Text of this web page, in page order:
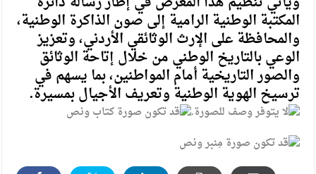
المكتبة الوطنية الرامية إلى صون الذاكرة الوطنية،
والمحافظة على الإرث الوثائقي الأردني، وتعزيز
الوعي بالتاريخ الوطني من خلال إتاحة الوثائق
والصور التاريخية أمام المواطنين، بما يسهم في
ترسيخ الهوية الوطنية وتعريف الأجيال بمسيرة.